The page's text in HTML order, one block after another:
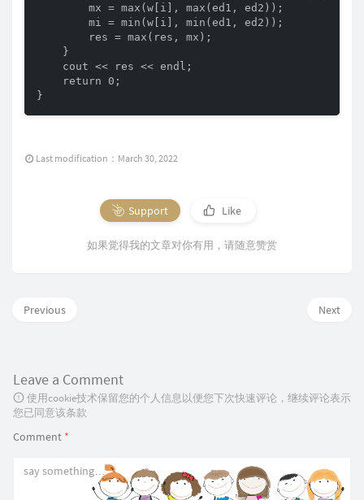
        mx = max(w[i], max(ed1, ed2));
        mi = min(w[i], min(ed1, ed2));
        res = max(res, mx);
    }
    cout << res << endl;
    return 0;
}
Last modification：March 30, 2022
Support Like
如果觉得我的文章对你有用，请随意赞赏
Next
Previous
Leave a Comment
使用cookie技术保留您的个人信息以便您下次快速评论，继续评论表示
您已同意该条款
Comment *